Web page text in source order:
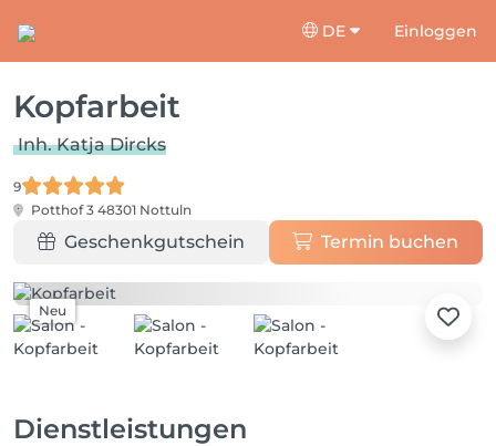
DE Einloggen
Kopfarbeit
Inh. Katja Dircks
9
Potthof 3 48301 Nottuln
Geschenkgutschein Termin buchen
Neu
Dienstleistungen